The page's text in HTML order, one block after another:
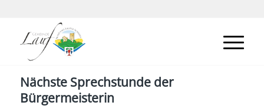
Nächste Sprechstunde der
Bürgermeisterin